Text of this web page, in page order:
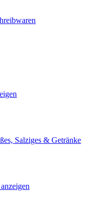
Salziges & Getränke